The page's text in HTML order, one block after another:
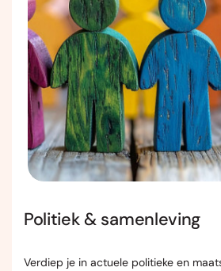
Politiek & samenleving
Verdiep je in actuele politieke en